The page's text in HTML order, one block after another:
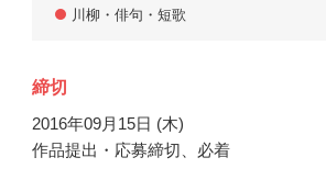
川柳・俳句・短歌
締切
2016年09月15日 (木)
作品提出・応募締切、必着